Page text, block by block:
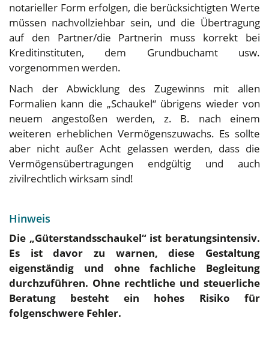
notarieller Form erfolgen, die berücksichtigten Werte
müssen nachvollziehbar sein, und die Übertragung
auf den Partner/die Partnerin muss korrekt bei
Kreditinstituten, dem Grundbuchamt usw.
vorgenommen werden.
Nach der Abwicklung des Zugewinns mit allen
Formalien kann die „Schaukel“ übrigens wieder von
neuem angestoßen werden, z. B. nach einem
weiteren erheblichen Vermögenszuwachs. Es sollte
aber nicht außer Acht gelassen werden, dass die
Vermögensübertragungen endgültig und auch
zivilrechtlich wirksam sind!
Hinweis
Die „Güterstandsschaukel“ ist beratungsintensiv.
Es ist davor zu warnen, diese Gestaltung
eigenständig und ohne fachliche Begleitung
durchzuführen. Ohne rechtliche und steuerliche
Beratung besteht ein hohes Risiko für
folgenschwere Fehler.